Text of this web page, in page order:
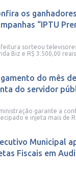
os
“IPTU
sorteou
Biz e R$ 3.500,00 reais
do mês
do servidor
garante a
e injeta mais de
Municipal
Fiscais em